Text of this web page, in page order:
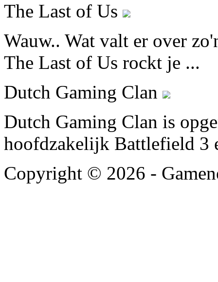
The Last of Us
Wauw.. Wat valt er over
The Last of Us rockt je ...
Dutch Gaming Clan
Dutch Gaming Clan is
hoofdzakelijk Battlefield 3
Copyright © 2026 -